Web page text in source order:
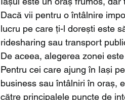
Dacă vii pentru o întâlnire
lucru pe care ți-l dorești este
ridesharing sau transport
De aceea, alegerea zonei
Pentru cei care ajung în Iași
business sau întâlniri în oraș,
către principalele puncte de